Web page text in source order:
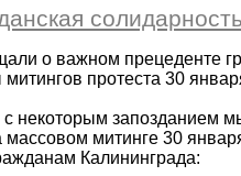
о важном прецеденте
митингов протеста 30
некоторым запозданием
митинге 30
Калининграда: